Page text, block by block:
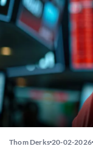
Thom Derks 20-02-2026